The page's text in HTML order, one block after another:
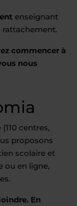
enseignant
rattachement.
commencer à
nous
centres,
proposons
scolaire et
ou en ligne,
En